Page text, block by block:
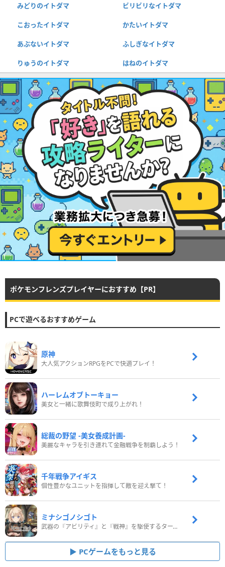
みどりのイトダマ ビリビリなイトダマ
こおったイトダマ かたいイトダマ
あぶないイトダマ ふしぎなイトダマ
りゅうのイトダマ はねのイトダマ
ポケモンフレンズプレイヤーにおすすめ【PR】
PCで遊べるおすすめゲーム
原神
大人気アクションRPGをPCで快適プレイ！
ハーレムオブトーキョー
美女と一緒に歌舞伎町で成り上がれ！
総裁の野望 -美女養成計画-
美麗なキャラを引き連れて金融戦争を制覇しよう！
千年戦争アイギス
個性豊かなユニットを指揮して敵を迎え撃て！
ミナシゴノシゴト
武器の『アビリティ』と『戦神』を駆使するターン制コマンドバトルRPG！
PCゲームをもっと見る